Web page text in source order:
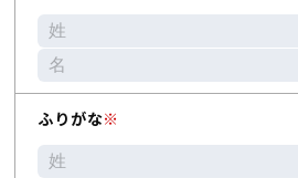
ふりがな※